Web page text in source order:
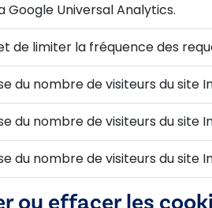
Google Universal Analytics.
de limiter la fréquence des
du nombre de visiteurs du site
du nombre de visiteurs du site
du nombre de visiteurs du site